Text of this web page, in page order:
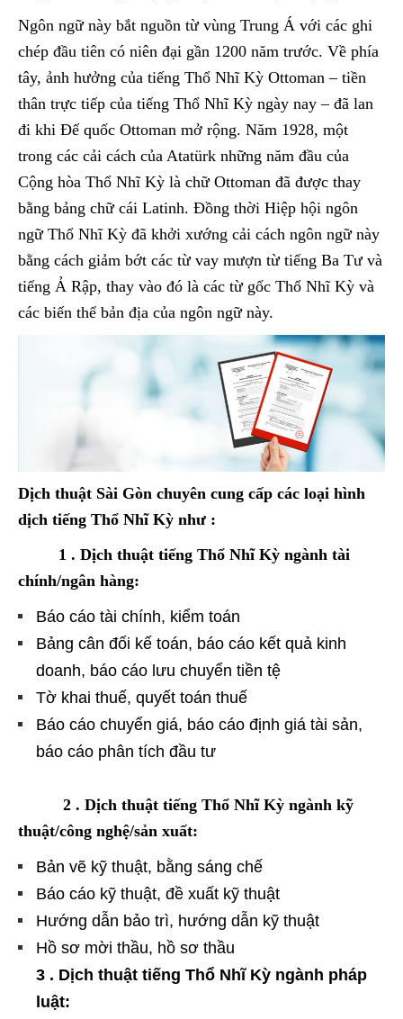
Ngôn ngữ này bắt nguồn từ vùng Trung Á với các ghi
chép đầu tiên có niên đại gần 1200 năm trước. Về phía
tây, ảnh hưởng của tiếng Thổ Nhĩ Kỳ Ottoman – tiền
thân trực tiếp của tiếng Thổ Nhĩ Kỳ ngày nay – đã lan
đi khi Đế quốc Ottoman mở rộng. Năm 1928, một
trong các cải cách của Atatürk những năm đầu của
Cộng hòa Thổ Nhĩ Kỳ là chữ Ottoman đã được thay
bằng bảng chữ cái Latinh. Đồng thời Hiệp hội ngôn
ngữ Thổ Nhĩ Kỳ đã khởi xướng cải cách ngôn ngữ này
bằng cách giảm bớt các từ vay mượn từ tiếng Ba Tư và
tiếng Ả Rập, thay vào đó là các từ gốc Thổ Nhĩ Kỳ và
các biến thể bản địa của ngôn ngữ này.
Dịch thuật Sài Gòn chuyên cung cấp các loại hình
dịch tiếng Thổ Nhĩ Kỳ như :
1 . Dịch thuật tiếng Thổ Nhĩ Kỳ ngành tài
chính/ngân hàng:
Báo cáo tài chính, kiểm toán
Bảng cân đối kế toán, báo cáo kết quả kinh
doanh, báo cáo lưu chuyển tiền tệ
Tờ khai thuế, quyết toán thuế
Báo cáo chuyển giá, báo cáo định giá tài sản,
báo cáo phân tích đầu tư
2 . Dịch thuật tiếng Thổ Nhĩ Kỳ ngành kỹ
thuật/công nghệ/sản xuất:
Bản vẽ kỹ thuật, bằng sáng chế
Báo cáo kỹ thuật, đề xuất kỹ thuật
Hướng dẫn bảo trì, hướng dẫn kỹ thuật
Hồ sơ mời thầu, hồ sơ thầu
3 . Dịch thuật tiếng Thổ Nhĩ Kỳ ngành pháp
luật: